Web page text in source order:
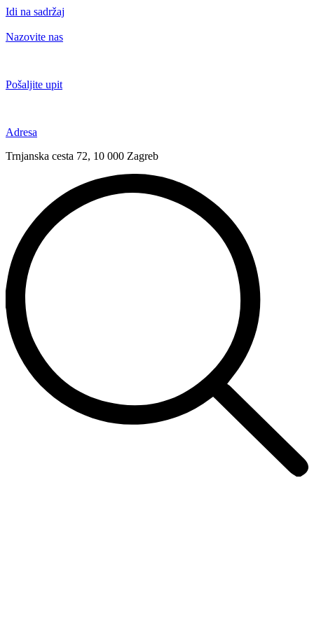
Idi na sadržaj
Nazovite nas
Pošaljite upit
Adresa
Trnjanska cesta 72, 10 000 Zagreb